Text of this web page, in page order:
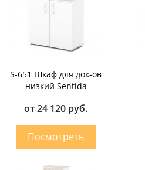
S-651 Шкаф для док-ов
низкий Sentida
от 24 120 руб.